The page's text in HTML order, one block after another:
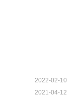
2022-02-10
2021-04-12